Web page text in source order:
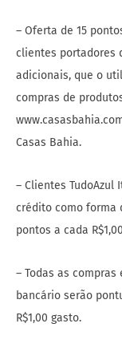
– Oferta de 15
clientes portadores
adicionais, que o
compras de
Casas Bahia.
– Clientes
crédito como forma
pontos a cada
– Todas as
bancário serão
R$1,00 gasto.